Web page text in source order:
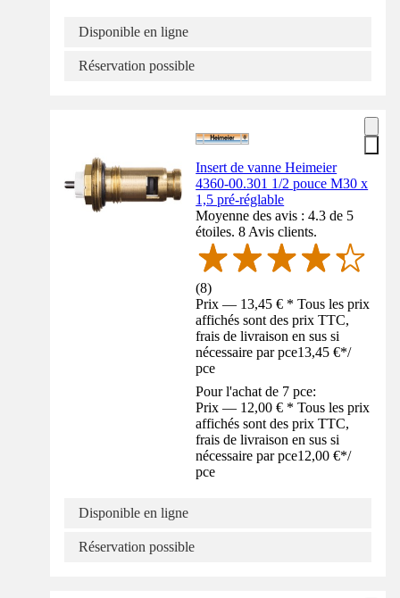
Disponible en ligne
Réservation possible
Insert de vanne Heimeier
4360-00.301 1/2 pouce M30 x
1,5 pré-réglable
Moyenne des avis : 4.3 de 5
étoiles. 8 Avis clients.
(8)
Prix — 13,45 € * Tous les prix
affichés sont des prix TTC,
frais de livraison en sus si
nécessaire par pce13,45 €*/
pce
Pour l'achat de 7 pce:
Prix — 12,00 € * Tous les prix
affichés sont des prix TTC,
frais de livraison en sus si
nécessaire par pce12,00 €*/
pce
Disponible en ligne
Réservation possible